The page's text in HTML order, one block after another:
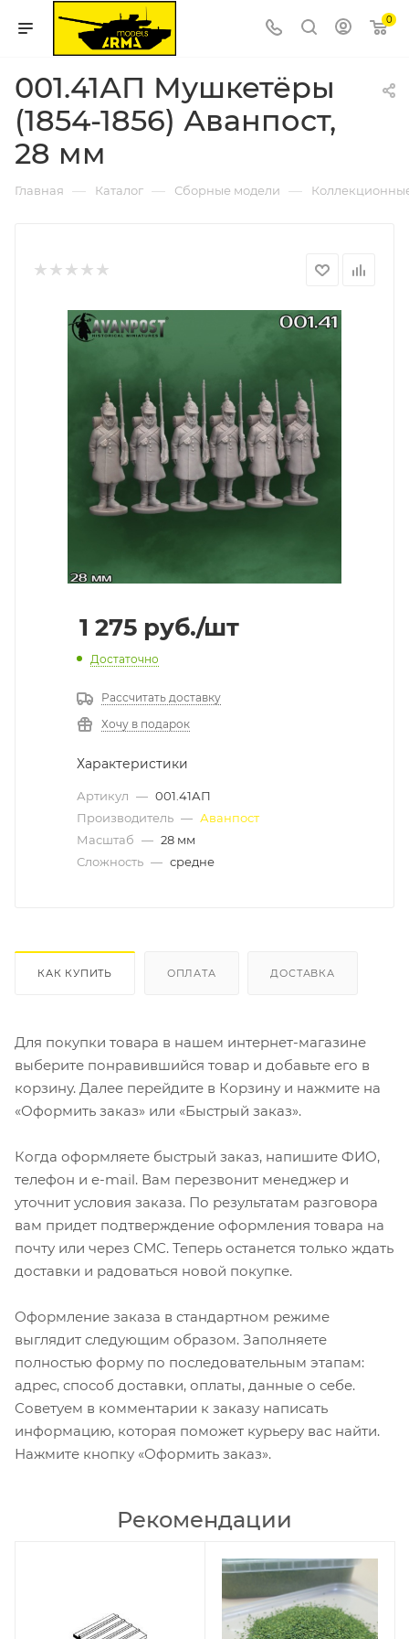
0
001.41АП Мушкетёры
(1854-1856) Аванпост,
28 мм
Главная — Каталог — Сборные модели —
1 275 руб./шт
Достаточно
Рассчитать доставку
Хочу в подарок
Характеристики
Артикул — 001.41АП
Производитель — Аванпост
Масштаб — 28 мм
Сложность — средне
КАК КУПИТЬ ОПЛАТА ДОСТАВКА
Для покупки товара в нашем интернет-магазине
выберите понравившийся товар и добавьте его в
корзину. Далее перейдите в Корзину и нажмите на
«Оформить заказ» или «Быстрый заказ».
Когда оформляете быстрый заказ, напишите ФИО,
телефон и e-mail. Вам перезвонит менеджер и
уточнит условия заказа. По результатам разговора
вам придет подтверждение оформления товара на
почту или через СМС. Теперь останется только ждать
доставки и радоваться новой покупке.
Оформление заказа в стандартном режиме
выглядит следующим образом. Заполняете
полностью форму по последовательным этапам:
адрес, способ доставки, оплаты, данные о себе.
Советуем в комментарии к заказу написать
информацию, которая поможет курьеру вас найти.
Нажмите кнопку «Оформить заказ».
Рекомендации